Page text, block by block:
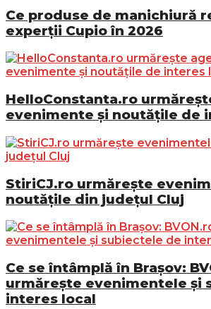
Ce produse de manichiură
experții Cupio în 2026
HelloConstanta.ro
evenimente și noutățile de
StiriCJ.ro urmărește
noutățile din județul Cluj
Ce se întâmplă în Brașov:
urmărește evenimentele și
interes local